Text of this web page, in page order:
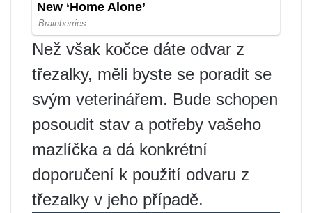
Než však kočce dáte odvar z
třezalky, měli byste se poradit se
svým veterinářem. Bude schopen
posoudit stav a potřeby vašeho
mazlíčka a dá konkrétní
doporučení k použití odvaru z
třezalky v jeho případě.